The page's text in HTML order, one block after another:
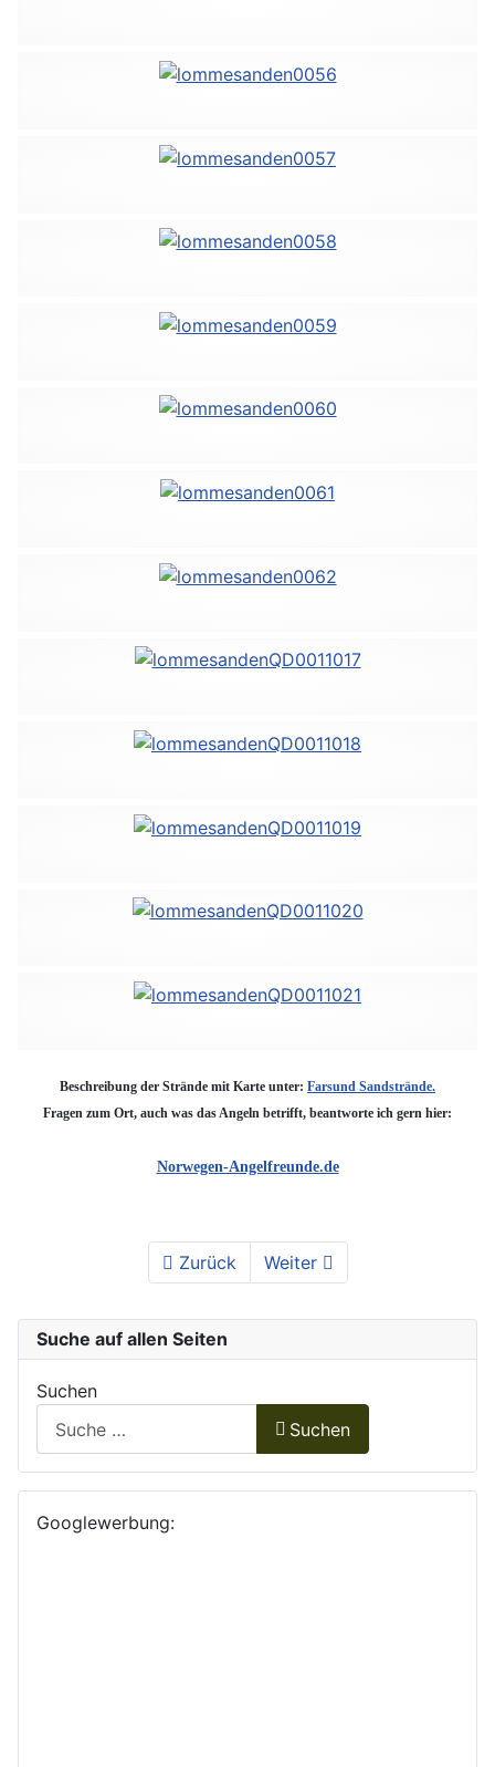
Beschreibung der Strände mit Karte unter: Farsund Sandstrände.
Fragen zum Ort, auch was das Angeln betrifft, beantworte ich gern hier:
Norwegen-Angelfreunde.de
Zurück Weiter
Suche auf allen Seiten
Suchen
Suchen
Googlewerbung: